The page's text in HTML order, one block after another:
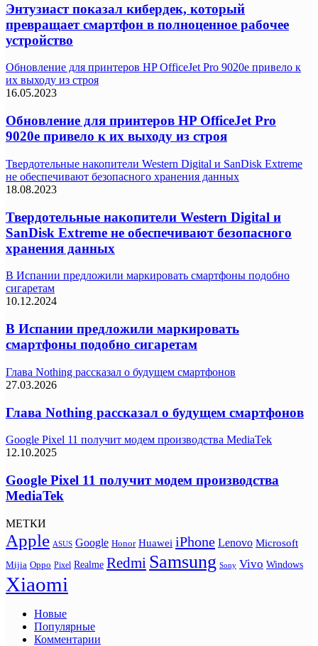
Энтузиаст показал кибердек, который
превращает смартфон в полноценное рабочее
устройство
Обновление для принтеров HP OfficeJet Pro 9020e привело к
их выходу из строя
16.05.2023
Обновление для принтеров HP OfficeJet Pro
9020e привело к их выходу из строя
Твердотельные накопители Western Digital и SanDisk Extreme
не обеспечивают безопасного хранения данных
18.08.2023
Твердотельные накопители Western Digital и
SanDisk Extreme не обеспечивают безопасного
хранения данных
В Испании предложили маркировать смартфоны подобно
сигаретам
10.12.2024
В Испании предложили маркировать
смартфоны подобно сигаретам
Глава Nothing рассказал о будущем смартфонов
27.03.2026
Глава Nothing рассказал о будущем смартфонов
Google Pixel 11 получит модем производства MediaTek
12.10.2025
Google Pixel 11 получит модем производства
MediaTek
МЕТКИ
Apple ASUS Google Honor Huawei iPhone Lenovo Microsoft
Mijia Oppo Pixel Realme Redmi Samsung Sony Vivo Windows
Xiaomi
Новые
Популярные
Комментарии